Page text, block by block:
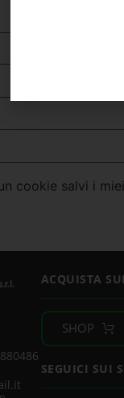
cookie salvi i
ACQUISTA
SHOP
SEGUICI SUI